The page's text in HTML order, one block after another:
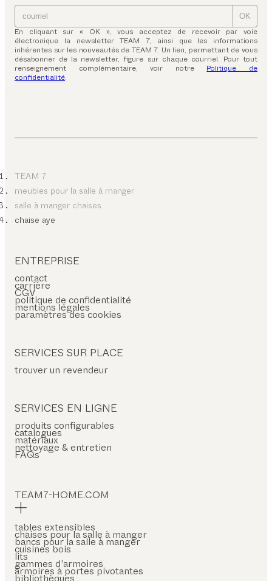
OK
En cliquant sur « OK », vous acceptez de recevoir par voie
électronique la newsletter TEAM 7, ainsi que les informations
inhérentes sur les nouveautés de TEAM 7. Un lien, permettant de vous
désabonner de la newsletter, figure sur chaque courriel. Pour tout
renseignement complémentaire, voir notre Politique de
confidentialité.
TEAM 7
meubles pour la salle à manger
salle à manger chaises
chaise aye
ENTREPRISE
contact
carrière
CGV
politique de confidentialité
mentions légales
paramètres des cookies
SERVICES SUR PLACE
trouver un revendeur
SERVICES EN LIGNE
produits configurables
catalogues
matériaux
nettoyage & entretien
FAQs
TEAM7-HOME.COM
tables extensibles
chaises pour la salle à manger
bancs pour la salle à manger
cuisines bois
lits
gammes d’armoires
armoires à portes pivotantes